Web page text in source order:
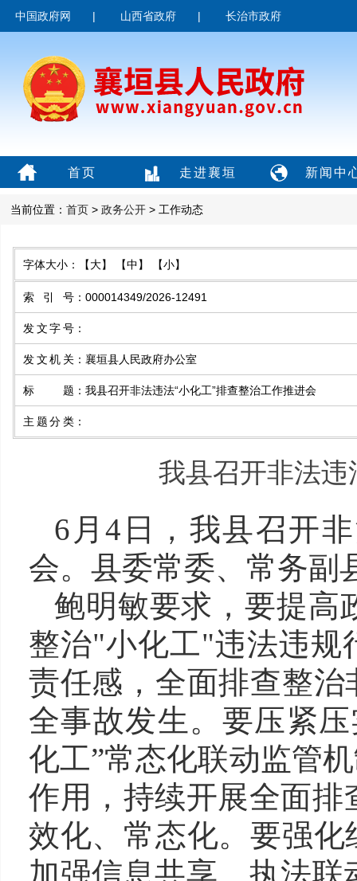
中国政府网 | 山西省政府 | 长治市政府
首页 走进襄垣 新闻中
当前位置： 首页 > 政务公开 > 工作动态
字体大小： 【大】 【中】 【小】
索引号 ： 000014349/2026-12491
发文字号 ：
发文机关 ： 襄垣县人民政府办公室
标题 ： 我县召开非法违法“小化工”排查整治工作推进会
主题分类 ：
我县召开非法违
6 月4 日，我县召开
会。县委常委、常务副
鲍明敏要求，要提高
整治"小化工"违法违规
责任感，全面排查整治
全事故发生。要压紧
化工”常态化联动监管
作用，持续开展全面
效化、常态化。要强化
加强信息共享、执法